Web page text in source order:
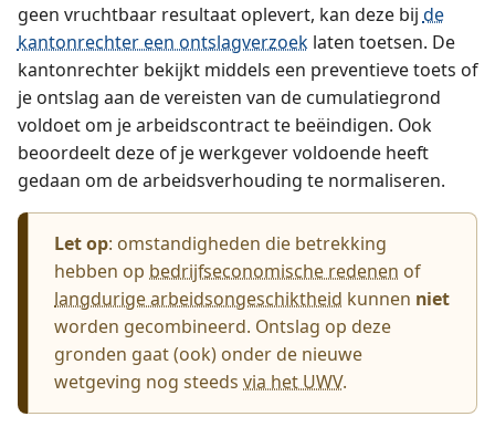
geen vruchtbaar resultaat oplevert, kan deze bij de
kantonrechter een ontslagverzoek laten toetsen. De
kantonrechter bekijkt middels een preventieve toets of
je ontslag aan de vereisten van de cumulatiegrond
voldoet om je arbeidscontract te beëindigen. Ook
beoordeelt deze of je werkgever voldoende heeft
gedaan om de arbeidsverhouding te normaliseren.
Let op: omstandigheden die betrekking
hebben op bedrijfseconomische redenen of
langdurige arbeidsongeschiktheid kunnen niet
worden gecombineerd. Ontslag op deze
gronden gaat (ook) onder de nieuwe
wetgeving nog steedsvia het UWV.